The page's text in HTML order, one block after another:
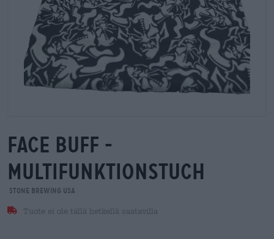
face buff -
multifunktionstuch
Stone Brewing USA
Tuote ei ole tällä hetkellä saatavilla